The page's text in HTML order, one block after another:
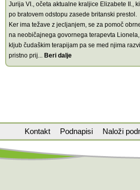
Jurija VI., očeta aktualne kraljice Elizabete II., ki
po bratovem odstopu zasede britanski prestol.
Ker ima težave z jecljanjem, se za pomoč
na neobičajnega govornega terapevta Lionela,
kljub čudaškim terapijam pa se med njima
pristno prij... Beri dalje
Kontakt Podnapisi Naloži